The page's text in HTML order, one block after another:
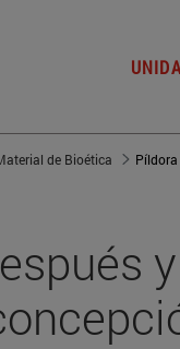
de Bioética